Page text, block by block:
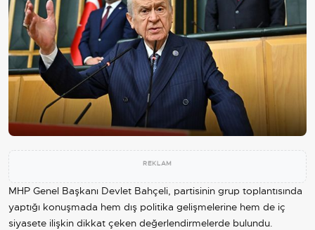
REKLAM
MHP Genel Başkanı Devlet Bahçeli, partisinin grup toplantısında
yaptığı konuşmada hem dış politika gelişmelerine hem de iç
siyasete ilişkin dikkat çeken değerlendirmelerde bulundu.